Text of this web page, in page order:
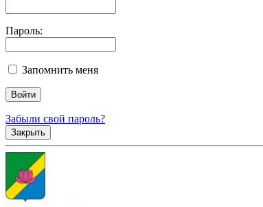
Пароль:
Запомнить меня
Забыли свой пароль?
Закрыть